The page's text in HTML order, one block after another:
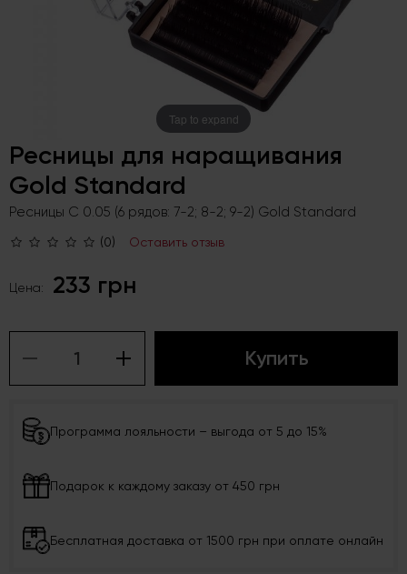
Tap to expand
Ресницы для наращивания
Gold Standard
Ресницы C 0.05 (6 рядов: 7-2; 8-2; 9-2) Gold Standard
(0) Оставить отзыв
Цена: 233 грн
Купить
Программа лояльности – выгода от 5 до 15%
Подарок к каждому заказу от 450 грн
Бесплатная доставка от 1500 грн при оплате онлайн